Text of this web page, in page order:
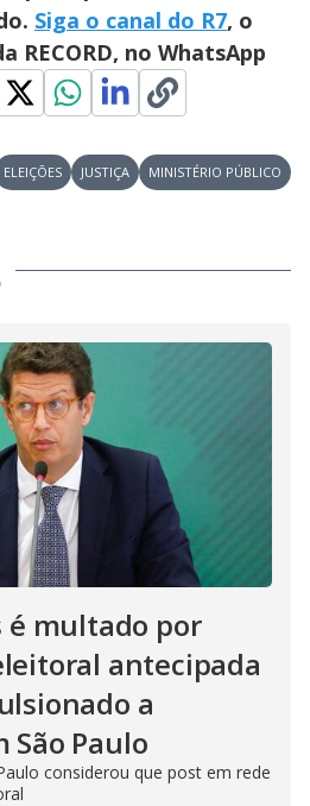
e
o
Siga o canal do R7, o
RECORD, no WhatsApp
ELEIÇÕES JUSTIÇA MINISTÉRIO PÚBLICO
é multado por
antecipada
a
São Paulo
considerou que post em rede